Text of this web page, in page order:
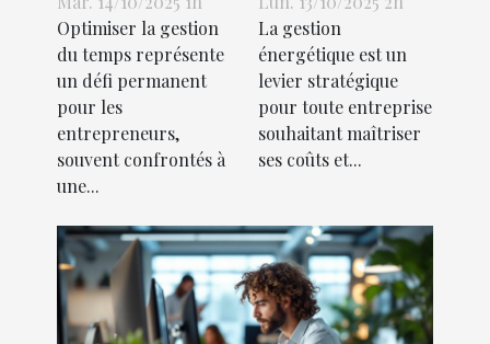
temps pour
les
entrepreneurs
?
Optimiser la gestion
du temps représente
un défi permanent
pour les
entrepreneurs,
souvent confrontés à
une...
énergétique
dans votre
entreprise ?
La gestion
énergétique est un
levier stratégique
pour toute entreprise
souhaitant maîtriser
ses coûts et...